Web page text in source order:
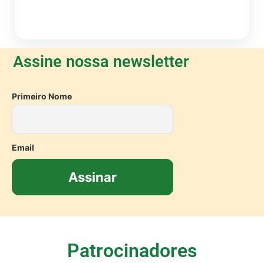
Assine nossa newsletter
Primeiro Nome
Email
Patrocinadores